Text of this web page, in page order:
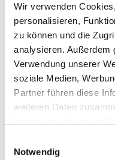
Wir verwenden
personalisieren,
zu können und die
analysieren. Außerdem
Verwendung unserer
soziale Medien,
Partner führen diese
weiteren Daten
Notwendig